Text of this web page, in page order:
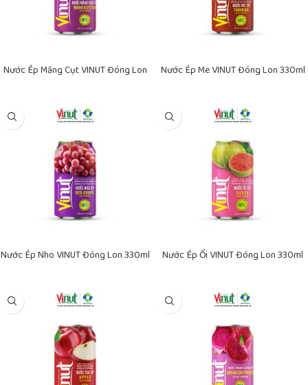
Nước Ép Măng Cụt VINUT Đóng Lon
Nước Ép Me VINUT Đóng Lon 330ml
Nước Ép Nho VINUT Đóng Lon 330ml Nước Ép Ổi VINUT Đóng Lon 330ml